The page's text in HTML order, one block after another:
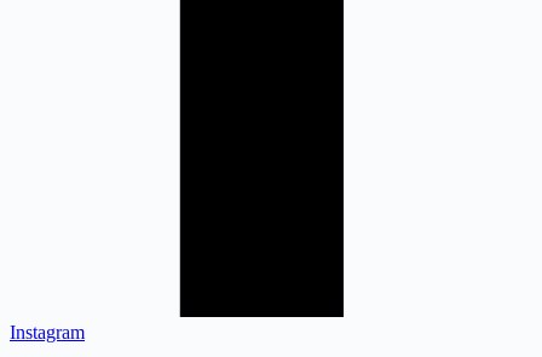
Instagram